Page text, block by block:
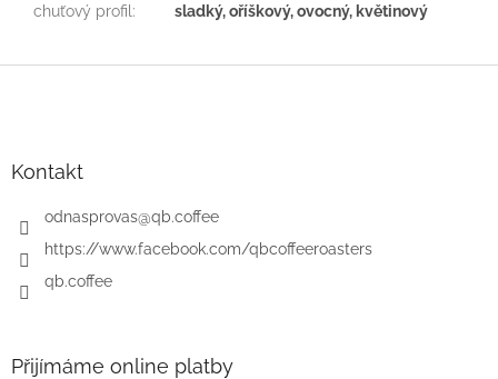
chuťový profil : sladký, oříškový, ovocný, květinový
Kontakt
odnasprovas@qb.coffee
https://www.facebook.com/qbcoffeeroasters
qb.coffee
Přijímáme online platby